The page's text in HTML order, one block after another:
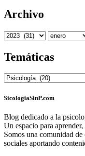
Archivo
Temáticas
SicologiaSinP.com
Blog dedicado a la
Un espacio para
Somos una comunidad
sociales aportando